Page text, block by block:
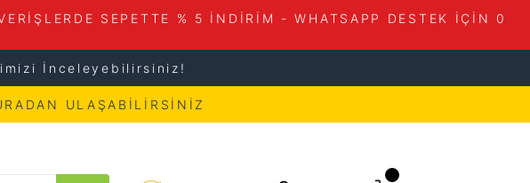
SEPETTE % 5 İNDİRİM - WHATSAPP DESTEK İÇİN 0
İnceleyebilirsiniz!
ULAŞABİLİRSİNİZ